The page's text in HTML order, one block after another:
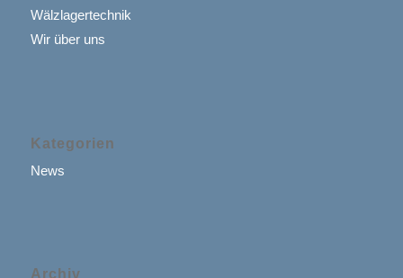
Wälzlagertechnik
Wir über uns
Kategorien
News
Archiv